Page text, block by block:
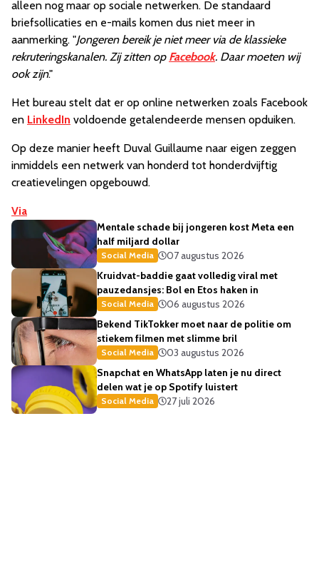
alleen nog maar op sociale netwerken. De standaard
briefsollicaties en e-mails komen dus niet meer in
aanmerking. "Jongeren bereik je niet meer via de klassieke
rekruteringskanalen. Zij zitten op Facebook. Daar moeten wij
ook zijn."
Het bureau stelt dat er op online netwerken zoals Facebook
en LinkedIn voldoende getalendeerde mensen opduiken.
Op deze manier heeft Duval Guillaume naar eigen zeggen
inmiddels een netwerk van honderd tot honderdvijftig
creatievelingen opgebouwd.
Via
Mentale schade bij jongeren kost Meta een
half miljard dollar
Social Media
07 augustus 2026
Kruidvat-baddie gaat volledig viral met
pauzedansjes: Bol en Etos haken in
Social Media
06 augustus 2026
Bekend TikTokker moet naar de politie om
stiekem filmen met slimme bril
Social Media
03 augustus 2026
Snapchat en WhatsApp laten je nu direct
delen wat je op Spotify luistert
Social Media 27 juli 2026